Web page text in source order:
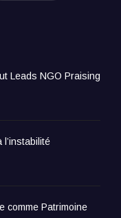
Leads NGO Praising
comme Patrimoine